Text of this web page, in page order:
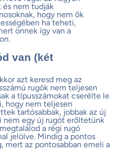
és nem tudják
hogy nem ők
ha teheti,
önnek így van a
van (két
azt keresd meg az
rugók nem teljesen
a típusszámokat cserélte le
hogy nem teljesen
tartósabbak, jobbak az új
nem egy új rugót erőltetünk
a régi rugó
jelölve. Mindig a pontos
mert az pontosabban emeli a